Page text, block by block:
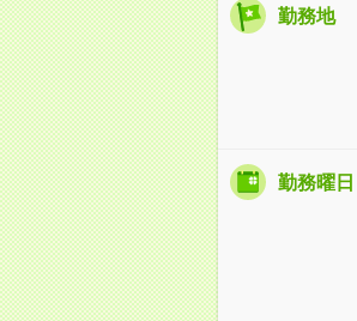
勤務地
勤務曜日